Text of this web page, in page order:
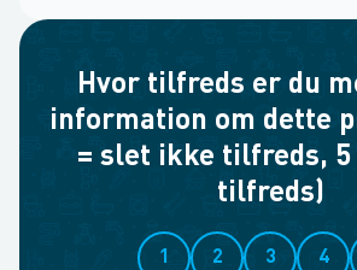
Hvor tilfreds er du
information om dette
= slet ikke tilfreds, 5
tilfreds)
1 2 3 4